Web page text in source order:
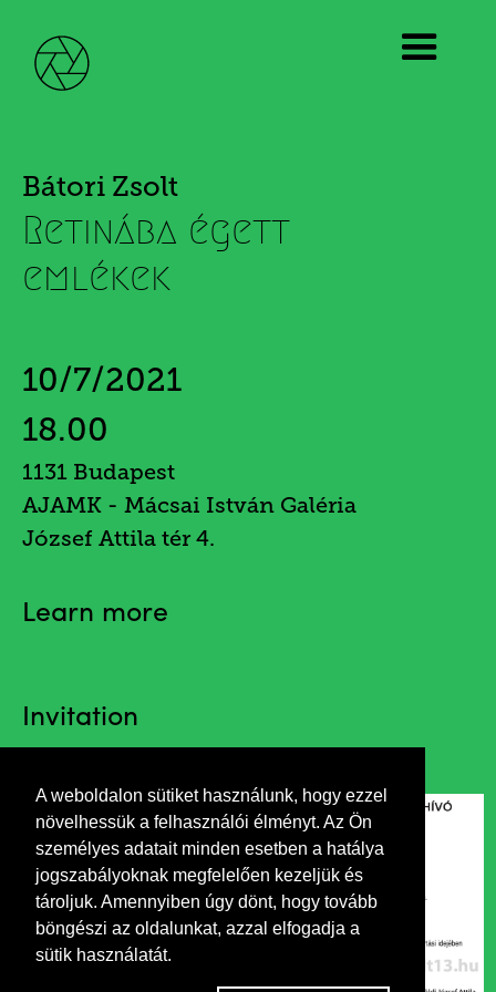
A weboldalon sütiket használunk, hogy ezzel
növelhessük a felhasználói élményt. Az Ön
személyes adatait minden esetben a hatálya
jogszabályoknak megfelelően kezeljük és
tároljuk. Amennyiben úgy dönt, hogy tovább
böngészi az oldalunkat, azzal elfogadja a
sütik használatát.
Bátori Zsolt
Retinába égett
emlékek
10/7/2021
18.00
1131 Budapest
AJAMK - Mácsai István Galéria
József Attila tér 4.
Learn more
Invitation